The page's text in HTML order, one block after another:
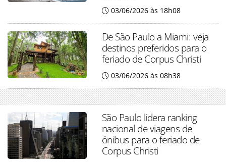
03/06/2026 às 18h08
De São Paulo a Miami: veja
destinos preferidos para o
feriado de Corpus Christi
03/06/2026 às 08h38
São Paulo lidera ranking
nacional de viagens de
ônibus para o feriado de
Corpus Christi